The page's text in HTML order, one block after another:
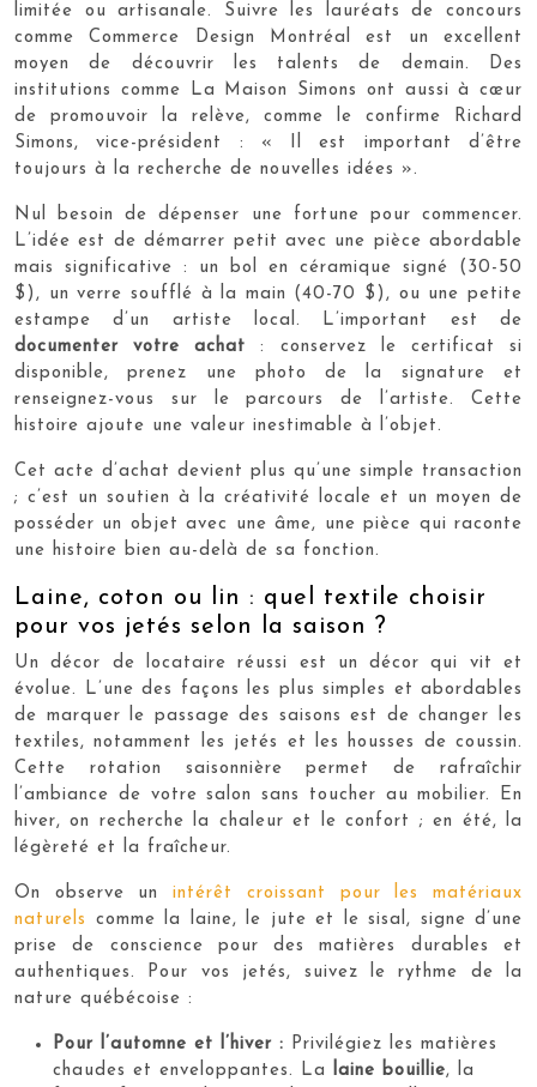
limitée ou artisanale. Suivre les lauréats de concours
comme Commerce Design Montréal est un excellent
moyen de découvrir les talents de demain. Des
institutions comme La Maison Simons ont aussi à cœur
de promouvoir la relève, comme le confirme Richard
Simons, vice-président : « Il est important d’être
toujours à la recherche de nouvelles idées ».
Nul besoin de dépenser une fortune pour commencer.
L’idée est de démarrer petit avec une pièce abordable
mais significative : un bol en céramique signé (30-50
$), un verre soufflé à la main (40-70 $), ou une petite
estampe d’un artiste local. L’important est de
documenter votre achat : conservez le certificat si
disponible, prenez une photo de la signature et
renseignez-vous sur le parcours de l’artiste. Cette
histoire ajoute une valeur inestimable à l’objet.
Cet acte d’achat devient plus qu’une simple transaction
; c’est un soutien à la créativité locale et un moyen de
posséder un objet avec une âme, une pièce qui raconte
une histoire bien au-delà de sa fonction.
Laine, coton ou lin : quel textile choisir
pour vos jetés selon la saison ?
Un décor de locataire réussi est un décor qui vit et
évolue. L’une des façons les plus simples et abordables
de marquer le passage des saisons est de changer les
textiles, notamment les jetés et les housses de coussin.
Cette rotation saisonnière permet de rafraîchir
l’ambiance de votre salon sans toucher au mobilier. En
hiver, on recherche la chaleur et le confort ; en été, la
légèreté et la fraîcheur.
On observe unintérêt croissant pour les matériaux
naturels
comme la laine, le jute et le sisal, signe d’une
prise de conscience pour des matières durables et
authentiques. Pour vos jetés, suivez le rythme de la
nature québécoise :
Pour l’automne et l’hiver : Privilégiez les matières
chaudes et enveloppantes. La
laine bouillie, la